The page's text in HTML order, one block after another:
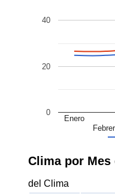
Enero
0
20
40
Clima por Mes
del Clima